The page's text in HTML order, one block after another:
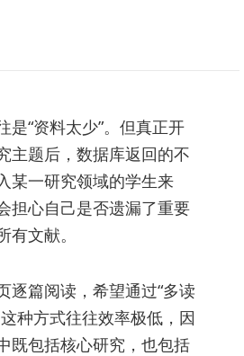
“资料太少”。但真正开
主题后，数据库返回的不
某一研究领域的学生来
担心自己是否遗漏了重要
文献。
逐篇阅读，希望通过“多读
种方式往往效率极低，因
既包括核心研究，也包括